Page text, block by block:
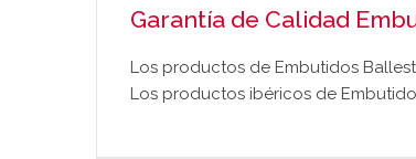
Garantía de Calidad
Los productos de Embutidos
Los productos ibéricos de